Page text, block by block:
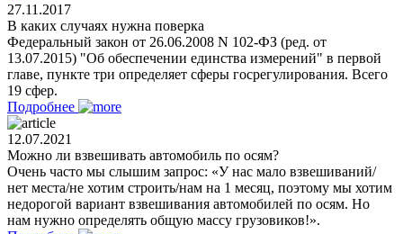
27.11.2017
В каких случаях нужна поверка
Федеральный закон от 26.06.2008 N 102-ФЗ (ред. от
13.07.2015) "Об обеспечении единства измерений" в первой
главе, пункте три определяет сферы госрегулирования. Всего
19 сфер.
Подробнее
12.07.2021
Можно ли взвешивать автомобиль по осям?
Очень часто мы слышим запрос: «У нас мало взвешиваний/
нет места/не хотим строить/нам на 1 месяц, поэтому мы хотим
недорогой вариант взвешивания автомобилей по осям. Но
нам нужно определять общую массу грузовиков!».